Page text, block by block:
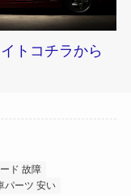
トコチラから
ド 故障
パーツ 安い